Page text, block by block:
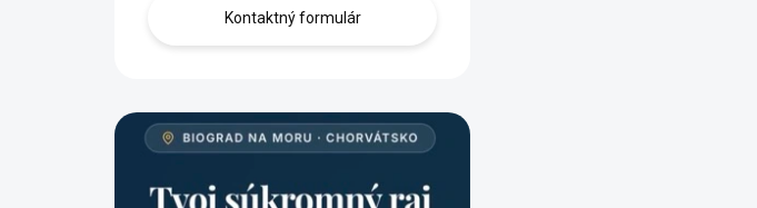
Kontaktný formulár